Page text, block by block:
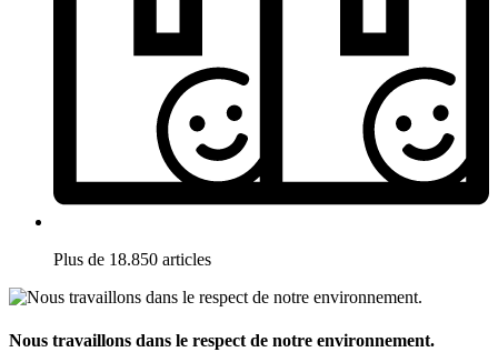
Plus de 18.850 articles
Nous travaillons dans le respect de notre environnement.